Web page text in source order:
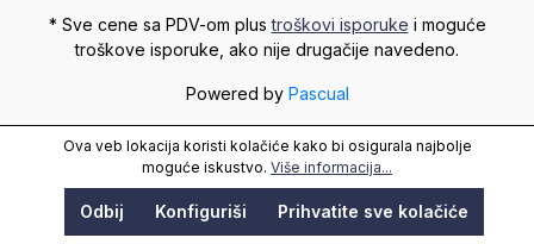
* Sve cene sa PDV-om plustroškovi isporuke i moguće
troškove isporuke, ako nije drugačije navedeno.
Powered by Pascual
Ova veb lokacija koristi kolačiće kako bi osigurala najbolje
moguće iskustvo. Više informacija...
Odbij Konfiguriši Prihvatite sve kolačiće